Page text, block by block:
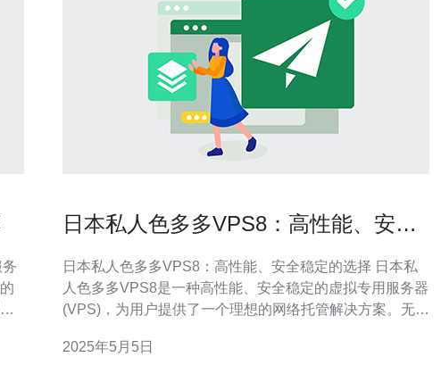
日本私人色多多VPS8：高性能、安全
日本私人色多多VPS8：高性能、安全稳定的选择 日本私
人色多多VPS8是一种高性能、安全稳定的虚拟专用服务器
(VPS)，为用户提供了一个理想的网络托管解决方案。无论
多VPS8采用最新的硬件技术，配备强大的处理器和大容量
2025年5月5日